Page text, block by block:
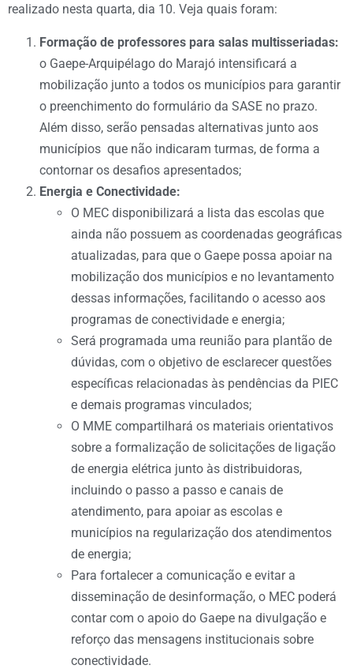
realizado nesta quarta, dia 10. Veja quais foram:
Formação de professores para salas multisseriadas:
o Gaepe-Arquipélago do Marajó intensificará a
mobilização junto a todos os municípios para garantir
o preenchimento do formulário da SASE no prazo.
Além disso, serão pensadas alternativas junto aos
municípios que não indicaram turmas, de forma a
contornar os desafios apresentados;
Energia e Conectividade:
O MEC disponibilizará a lista das escolas que
ainda não possuem as coordenadas geográficas
atualizadas, para que o Gaepe possa apoiar na
mobilização dos municípios e no levantamento
dessas informações, facilitando o acesso aos
programas de conectividade e energia;
Será programada uma reunião para plantão de
dúvidas, com o objetivo de esclarecer questões
específicas relacionadas às pendências da PIEC
e demais programas vinculados;
O MME compartilhará os materiais orientativos
sobre a formalização de solicitações de ligação
de energia elétrica junto às distribuidoras,
incluindo o passo a passo e canais de
atendimento, para apoiar as escolas e
municípios na regularização dos atendimentos
de energia;
Para fortalecer a comunicação e evitar a
disseminação de desinformação, o MEC poderá
contar com o apoio do Gaepe na divulgação e
reforço das mensagens institucionais sobre
conectividade.